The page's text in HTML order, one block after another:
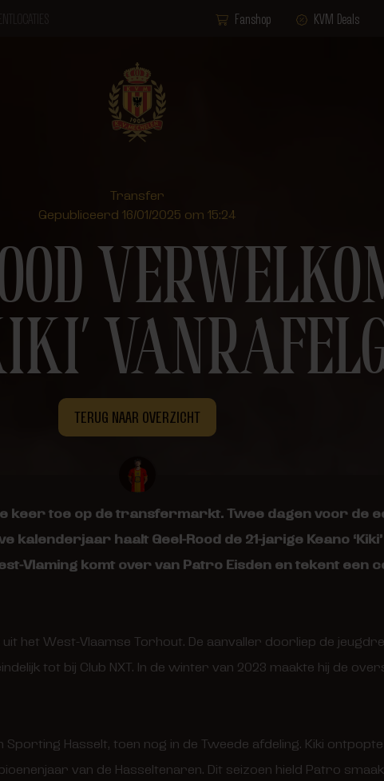
Fanshop KVM Deals
Transfer
Gepubliceerd 16/01/2025 om 15:24
TERUG NAAR OVERZICHT
keer toe op de transfermarkt. Twee dagen voor de
haalt Geel-Rood de 21-jarige Keano ‘Kiki’
Vlaming komt over van Patro Eisden en tekent een
het West-Vlaamse Torhout. De aanvaller doorliep de
tot bij Club NXT. In de winter van 2023 maakte hij de
Sporting Hasselt, toen nog in de Tweede afdeling. Kiki
van de Hasseltenaren. Dit seizoen hield Patro